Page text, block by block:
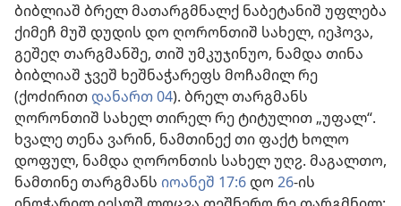
ბიბლიაშ ბრელ მათარგმნალქ ნაბეტანიშ უფლება
ქიმეჩ მუშ დუდის დო ღორონთიშ სახელ, იეჰოვა,
გეშეღ თარგმანშე, თიშ უმკუჯინუო, ნამდა თინა
ბიბლიაშ ჯვეშ ხეშნაჭარეფს მოჩამილ რე
(ქოძირით დანართ 04). ბრელ თარგმანს
ღორონთიშ სახელ თირელ რე ტიტულით „უფალ“.
ხვალე თენა ვარინ, ნამთინექ თი ფაქტ ხოლო
დოფულ, ნამდა ღორონთის სახელ უღჷ. მაგალთო,
ნამთინე თარგმანს იოანეშ 17:6 დო 26-ის